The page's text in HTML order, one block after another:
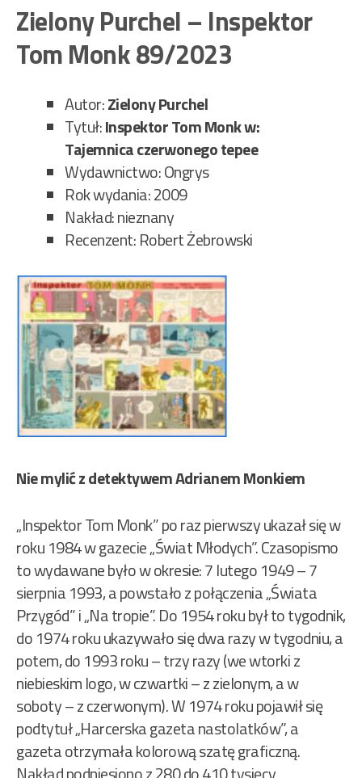
Zielony Purchel – Inspektor
Tom Monk 89/2023
Autor:Zielony Purchel
Tytuł:Inspektor Tom Monk w:
Tajemnica czerwonego tepee
Wydawnictwo: Ongrys
Rok wydania: 2009
Nakład: nieznany
Recenzent: Robert Żebrowski
Nie mylić z detektywem Adrianem Monkiem
„Inspektor Tom Monk” po raz pierwszy ukazał się w
roku 1984 w gazecie „Świat Młodych”. Czasopismo
to wydawane było w okresie: 7 lutego 1949 – 7
sierpnia 1993, a powstało z połączenia „Świata
Przygód” i „Na tropie”. Do 1954 roku był to tygodnik,
do 1974 roku ukazywało się dwa razy w tygodniu, a
potem, do 1993 roku – trzy razy (we wtorki z
niebieskim logo, w czwartki – z zielonym, a w
soboty – z czerwonym). W 1974 roku pojawił się
podtytuł „Harcerska gazeta nastolatków”, a
gazeta otrzymała kolorową szatę graficzną.